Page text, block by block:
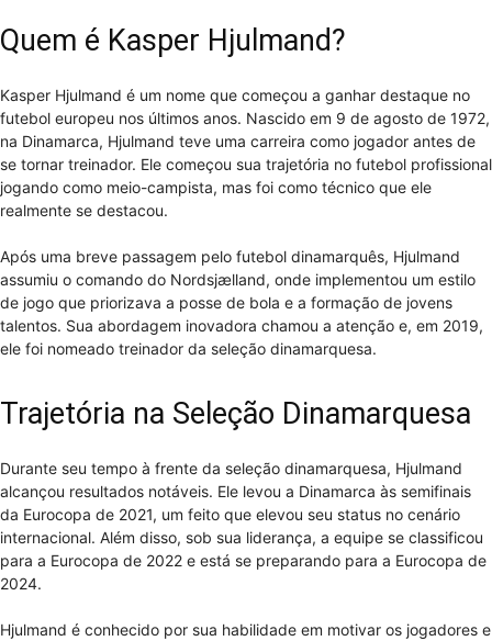
Quem é Kasper Hjulmand?
Kasper Hjulmand é um nome que começou a ganhar destaque no
futebol europeu nos últimos anos. Nascido em 9 de agosto de 1972,
na Dinamarca, Hjulmand teve uma carreira como jogador antes de
se tornar treinador. Ele começou sua trajetória no futebol profissional
jogando como meio-campista, mas foi como técnico que ele
realmente se destacou.
Após uma breve passagem pelo futebol dinamarquês, Hjulmand
assumiu o comando do Nordsjælland, onde implementou um estilo
de jogo que priorizava a posse de bola e a formação de jovens
talentos. Sua abordagem inovadora chamou a atenção e, em 2019,
ele foi nomeado treinador da seleção dinamarquesa.
Trajetória na Seleção Dinamarquesa
Durante seu tempo à frente da seleção dinamarquesa, Hjulmand
alcançou resultados notáveis. Ele levou a Dinamarca às semifinais
da Eurocopa de 2021, um feito que elevou seu status no cenário
internacional. Além disso, sob sua liderança, a equipe se classificou
para a Eurocopa de 2022 e está se preparando para a Eurocopa de
2024.
Hjulmand é conhecido por sua habilidade em motivar os jogadores e